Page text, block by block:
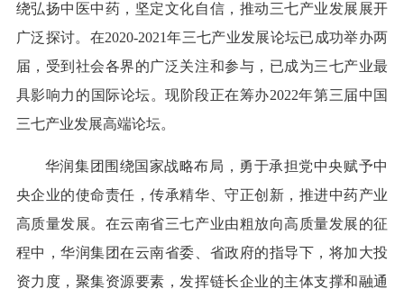
绕弘扬中医中药，坚定文化自信，推动三七产业发展展开
广泛探讨。在2020-2021年三七产业发展论坛已成功举办两
届，受到社会各界的广泛关注和参与，已成为三七产业最
具影响力的国际论坛。现阶段正在筹办2022年第三届中国
三七产业发展高端论坛。
华润集团围绕国家战略布局，勇于承担党中央赋予中
央企业的使命责任，传承精华、守正创新，推进中药产业
高质量发展。在云南省三七产业由粗放向高质量发展的征
程中，华润集团在云南省委、省政府的指导下，将加大投
资力度，聚集资源要素，发挥链长企业的主体支撑和融通